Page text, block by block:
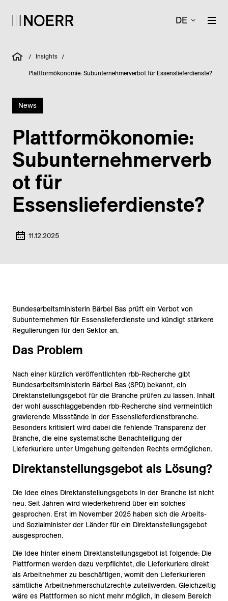
DE
/ Insights /
Plattformökonomie: Subunternehmerverbot für Essenslieferdienste?
News
Plattformökonomie:
Subunternehmerverb
ot für
Essenslieferdienste?
11.12.2025
Bundesarbeitsministerin Bärbel Bas prüft ein Verbot von
Subunternehmen für Essenslieferdienste und kündigt stärkere
Regulierungen für den Sektor an.
Das Problem
Nach einer kürzlich veröffentlichten rbb-Recherche gibt
Bundesarbeitsministerin Bärbel Bas (SPD) bekannt, ein
Direktanstellungsgebot für die Branche prüfen zu lassen. Inhalt
der wohl ausschlaggebenden rbb-Recherche sind vermeintlich
gravierende Missstände in der Essenslieferdienstbranche.
Besonders kritisiert wird dabei die fehlende Transparenz der
Branche, die eine systematische Benachteiligung der
Lieferkuriere unter Umgehung geltenden Rechts ermöglichen.
Direktanstellungsgebot als Lösung?
Die Idee eines Direktanstellungsgebots in der Branche ist nicht
neu. Seit Jahren wird wiederkehrend über ein solches
gesprochen. Erst im November 2025 haben sich die Arbeits-
und Sozialminister der Länder für ein Direktanstellungsgebot
ausgesprochen.
Die Idee hinter einem Direktanstellungsgebot ist folgende: Die
Plattformen werden dazu verpflichtet, die Lieferkuriere direkt
als Arbeitnehmer zu beschäftigen, womit den Lieferkurieren
sämtliche Arbeitnehmerschutzrechte zuteilwerden. Gleichzeitig
wäre es Plattformen so nicht mehr möglich, in diesem Bereich